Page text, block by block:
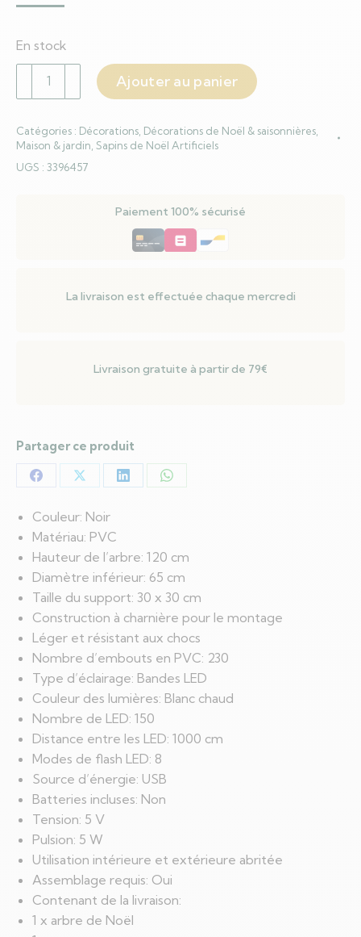
Couleur: Noir
Matériau: PVC
Hauteur de l’arbre: 120 cm
Diamètre inférieur: 65 cm
Taille du support: 30 x 30 cm
Construction à charnière pour le montage
Léger et résistant aux chocs
Nombre d’embouts en PVC: 230
Type d’éclairage: Bandes LED
Couleur des lumières: Blanc chaud
Nombre de LED: 150
Distance entre les LED: 1000 cm
Modes de flash LED: 8
Source d’énergie: USB
Batteries incluses: Non
Tension: 5 V
Pulsion: 5 W
Utilisation intérieure et extérieure abritée
Assemblage requis: Oui
Contenant de la livraison:
1 x arbre de Noël
En stock
quantité
de
Noël
avec
Ajouter au panier
Catégories : Décorations Décorations de Noël & saisonnières
Maison & jardin Sapins de Noël Artificiels
UGS : 3396457
Paiement 100% sécurisé
La livraison est effectuée chaque mercredi
Livraison gratuite à partir de 79€
Partager ce produit
Partager
sur
Facebook
Partager
sur
X
PartagerPartager